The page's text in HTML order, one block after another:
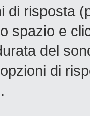
di risposta
spazio e
del
di